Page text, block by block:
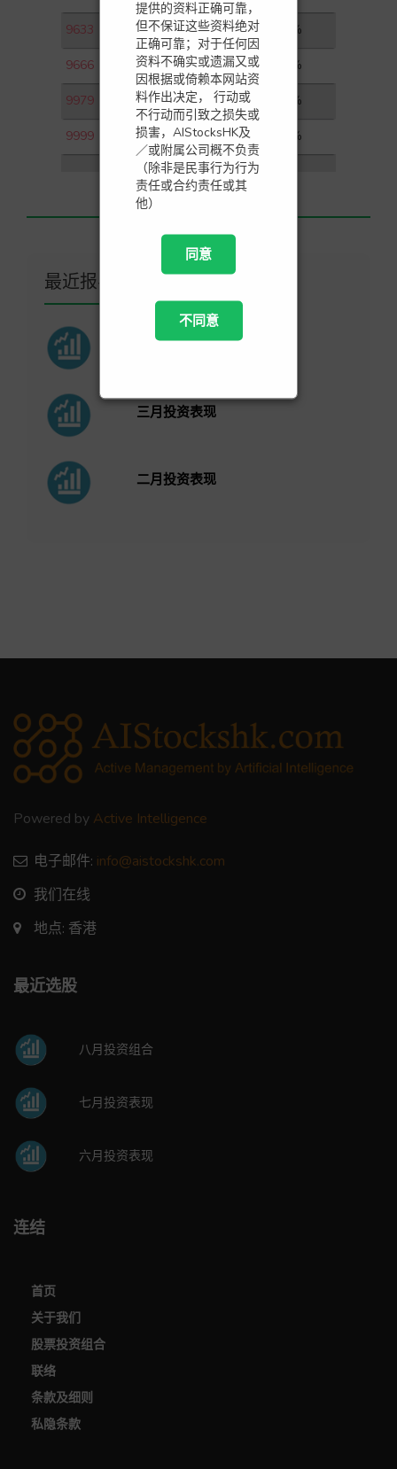
提供的资料正确可靠，
但不保证这些资料绝对
正确可靠；对于任何因
资料不确实或遗漏又或
因根据或倚赖本网站资
料作出决定， 行动或
不行动而引致之损失或
损害，AIStocksHK及
／或附属公司概不负责
（除非是民事行为行为
责任或合约责任或其
他）
同意
不同意
9633 农夫山泉 3.26%
9666 金科服务 4.94%
9979 绿城管理控股 3.83%
9999 网易－Ｓ 2.35%
最近报导
四月投资表现
三月投资表现
二月投资表现
Powered by Active Intelligence
电子邮件: info@aistockshk.com
我们在线
地点: 香港
最近选股
八月投资组合
七月投资表现
六月投资表现
连结
首页
关于我们
股票投资组合
联络
条款及细则
私隐条款